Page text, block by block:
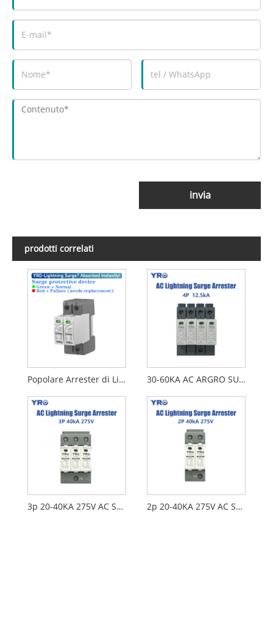
invia
prodotti correlati
Popolare Arrester di Lightning CE per l'energia industriale 30-60KA AC ARGRO SUGGERGERE
3p 20-40KA 275V AC SPD 2p 20-40KA 275V AC SPD